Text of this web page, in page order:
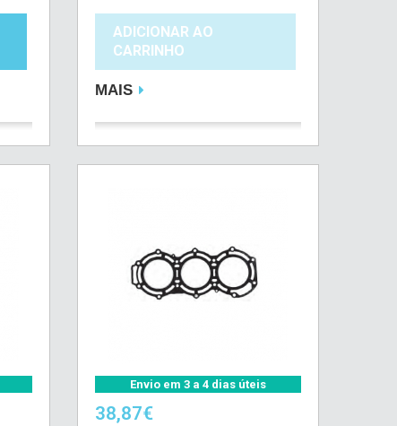
ADICIONAR AO
CARRINHO
MAIS
Envio em 3 a 4 dias úteis
38,87€